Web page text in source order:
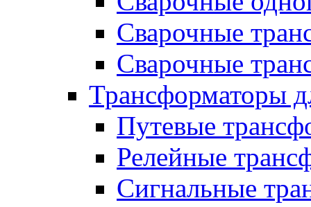
Сварочные
Сварочные
Трансформаторы
Путевые
Релейные
Сигнальные